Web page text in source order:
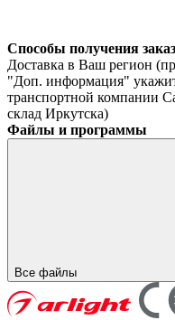
Способы получения
Доставка в Ваш регион
"Доп. информация"
транспортной компании
склад Иркутска)
Файлы и программы
Все файлы